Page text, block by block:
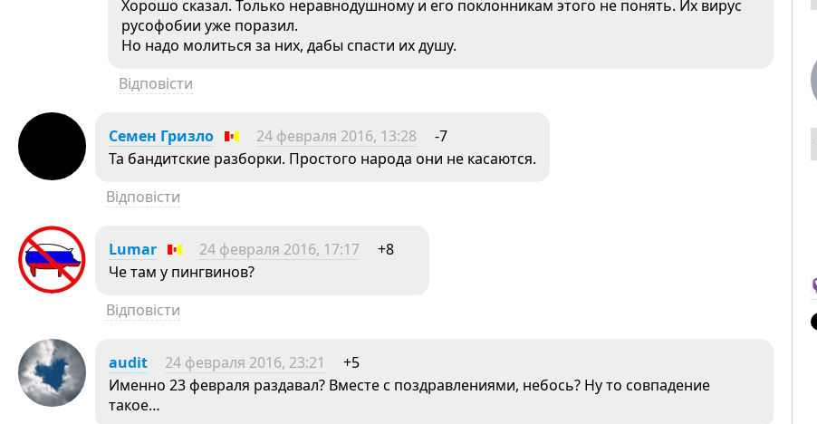
Хорошо сказал. Только неравнодушному и его поклонникам этого не понять. Их вирус
русофобии уже поразил.
Но надо молиться за них, дабы спасти их душу.
Відповісти
Семен Гризло 24 февраля 2016, 13:28
-7
Та бандитские разборки. Простого народа они не касаются.
Відповісти
Lumar 24 февраля 2016, 17:17
+8
Че там у пингвинов?
Відповісти
audit 24 февраля 2016, 23:21
+5
Именно 23 февраля раздавал? Вместе с поздравлениями, небось? Ну то совпадение
такое…